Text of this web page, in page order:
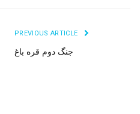
جنگ دوم قره باغ